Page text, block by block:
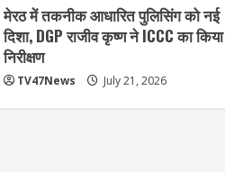
मेरठ में तकनीक आधारित पुलिसिंग को नई
दिशा, DGP राजीव कृष्ण ने ICCC का किया
निरीक्षण
TV47News July 21, 2026